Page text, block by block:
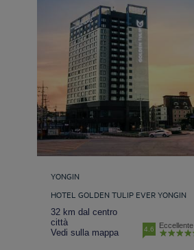
YONGIN
HOTEL GOLDEN TULIP EVER YONGIN
32 km dal centro
città
Vedi sulla mappa
4.6 Eccellente